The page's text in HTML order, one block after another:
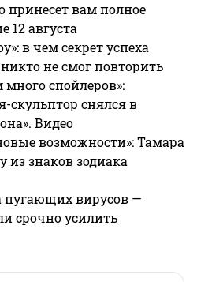
принесет вам полное
12 августа
в чем секрет успеха
не смог повторить
спойлеров»:
скульптор снялся в
Видео
возможности»: Тамара
из знаков зодиака
пугающих вирусов —
срочно усилить